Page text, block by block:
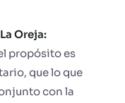
Oreja:
propósito es
que lo que
con la